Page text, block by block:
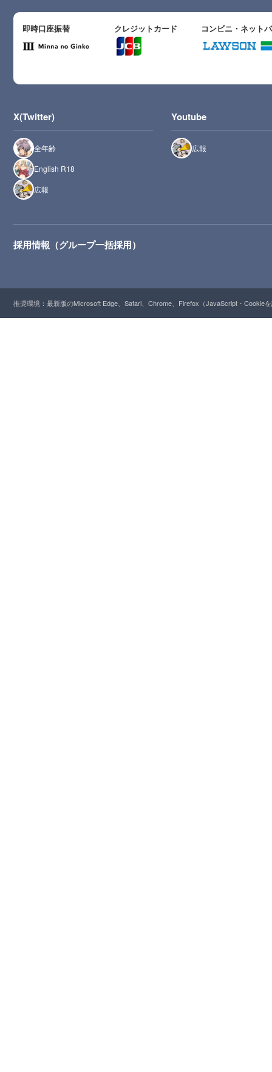
即時口座振替 クレジットカード コンビニ・ネット
X(Twitter)
全年齢
English R18
広報
Youtube
広報
採用情報（グループ一括採用）
推奨環境：最新版のMicrosoft Edge、Safari、Chrome、Firefox（JavaScript・Cookie